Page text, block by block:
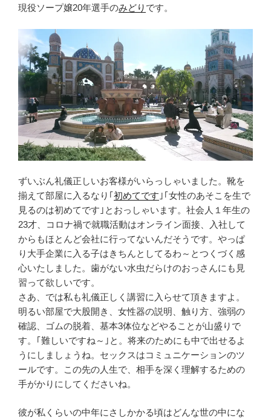
現役ソープ嬢20年選手のみどり です。
ずいぶん礼儀正しいお客様がいらっしゃいました。靴を
揃えて部屋に入るなり｢初めてです ｣｢女性のあそこを生で
見るのは初めてです｣とおっしゃいます。社会人１年生の
23才、コロナ禍で就職活動はオンライン面接、入社して
からもほとんど会社に行ってないんだそうです。やっぱ
り大手企業に入る子はきちんとしてるわ～とつくづく感
心いたしました。歯がない水虫だらけのおっさんにも見
習って欲しいです。
さあ、では私も礼儀正しく講習に入らせて頂きますよ。
明るい部屋で大股開き、女性器の説明、触り方、強弱の
確認、ゴムの脱着、基本3体位などやることが山盛りで
す。｢難しいですね～｣と。将来のためにも中で出せるよ
うにしましょうね。セックスはコミュニケーションのツ
ールです。この先の人生で、相手を深く理解するための
手がかりにしてくださいね。
彼が私くらいの中年にさしかかる頃はどんな世の中にな